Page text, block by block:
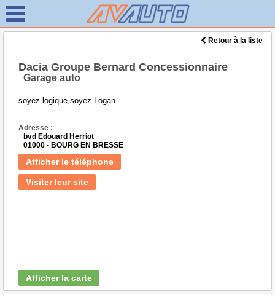
Retour à la liste
Dacia Groupe Bernard Concessionnaire
Garage auto
soyez logique,soyez Logan ...
Adresse :
bvd Edouard Herriot
01000 - BOURG EN BRESSE
Afficher le téléphone
Visiter leur site
Afficher la carte